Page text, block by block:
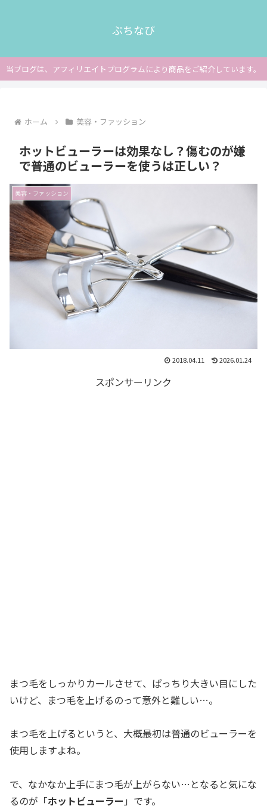
ぷちなび
当ブログは、アフィリエイトプログラムにより商品をご紹介しています。
ホーム 美容・ファッション
ホットビューラーは効果なし？傷むのが嫌
で普通のビューラーを使うは正しい？
美容・ファッション
2018.04.11 2026.01.24
スポンサーリンク
まつ毛をしっかりカールさせて、ぱっちり大きい目にした
いけど、まつ毛を上げるのって意外と難しい…。
まつ毛を上げるというと、大概最初は普通のビューラーを
使用しますよね。
で、なかなか上手にまつ毛が上がらない…となると気にな
るのが「ホットビューラー 」です。